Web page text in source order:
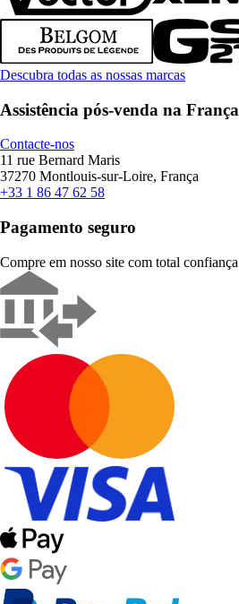
Descubra todas as nossas marcas
Assistência pós-venda na França
Contacte-nos
11 rue Bernard Maris
37270 Montlouis-sur-Loire, França
+33 1 86 47 62 58
Pagamento seguro
Compre em nosso site com total confiança